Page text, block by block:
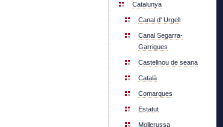
Catalunya
Canal d' Urgell
Canal Segarra-
Garrigues
Castellnou de seana
Català
Comarques
Estatut
Mollerussa